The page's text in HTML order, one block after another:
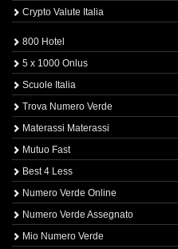
Crypto Valute Italia
800 Hotel
5 x 1000 Onlus
Scuole Italia
Trova Numero Verde
Materassi Materassi
Mutuo Fast
Best 4 Less
Numero Verde Online
Numero Verde Assegnato
Mio Numero Verde